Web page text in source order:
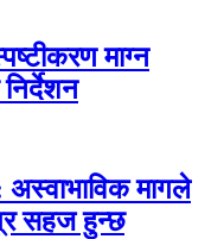
माग्न
अस्वाभाविक मागले
सहज हुन्छ